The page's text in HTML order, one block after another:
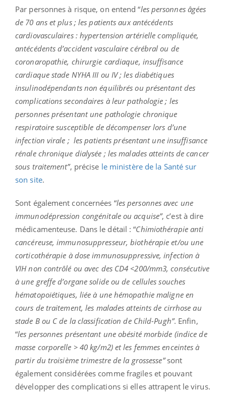
Par personnes à risque, on entend “les personnes âgées
de 70 ans et plus ; les patients aux antécédents
cardiovasculaires : hypertension artérielle compliquée,
antécédents d’accident vasculaire cérébral ou de
coronaropathie, chirurgie cardiaque, insuffisance
cardiaque stade NYHA III ou IV ; les diabétiques
insulinodépendants non équilibrés ou présentant des
complications secondaires à leur pathologie ; les
personnes présentant une pathologie chronique
respiratoire susceptible de décompenser lors d’une
infection virale ; les patients présentant une insuffisance
rénale chronique dialysée ; les malades atteints de cancer
sous traitement”, précise le ministère de la Santé sur
son site.
Sont également concernées “les personnes avec une
immunodépression congénitale ou acquise”, c’est à dire
médicamenteuse. Dans le détail : “Chimiothérapie anti
cancéreuse, immunosuppresseur, biothérapie et/ou une
corticothérapie à dose immunosuppressive, infection à
VIH non contrôlé ou avec des CD4 <200/mm3, consécutive
à une greffe d’organe solide ou de cellules souches
hématopoïétiques, liée à une hémopathie maligne en
cours de traitement, les malades atteints de cirrhose au
stade B ou C de la classification de Child-Pugh”. Enfin,
“les personnes présentant une obésité morbide (indice de
masse corporelle > 40 kg/m2) et les femmes enceintes à
partir du troisième trimestre de la grossesse”sont
également considérées comme fragiles et pouvant
développer des complications si elles attrapent le virus.